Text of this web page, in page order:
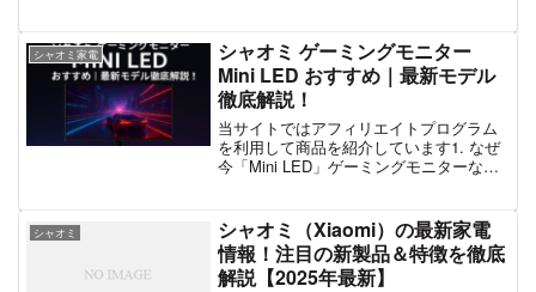
魅力です。本記事では、シャオミのおす
すめ加湿器3選を紹...
シャオミ家電
シャオミ ゲーミングモニター
Mini LED おすすめ｜最新モデル
徹底解説！
当サイトではアフィリエイトプログラム
を利用して商品を紹介しています1. なぜ
今「Mini LED」ゲーミングモニターなの
が「Mini LED」です。従来のLEDよりも
小...
シャオミ
シャオミ（Xiaomi）の最新家電
情報！注目の新製品＆特徴を徹底
解説【2025年最新】